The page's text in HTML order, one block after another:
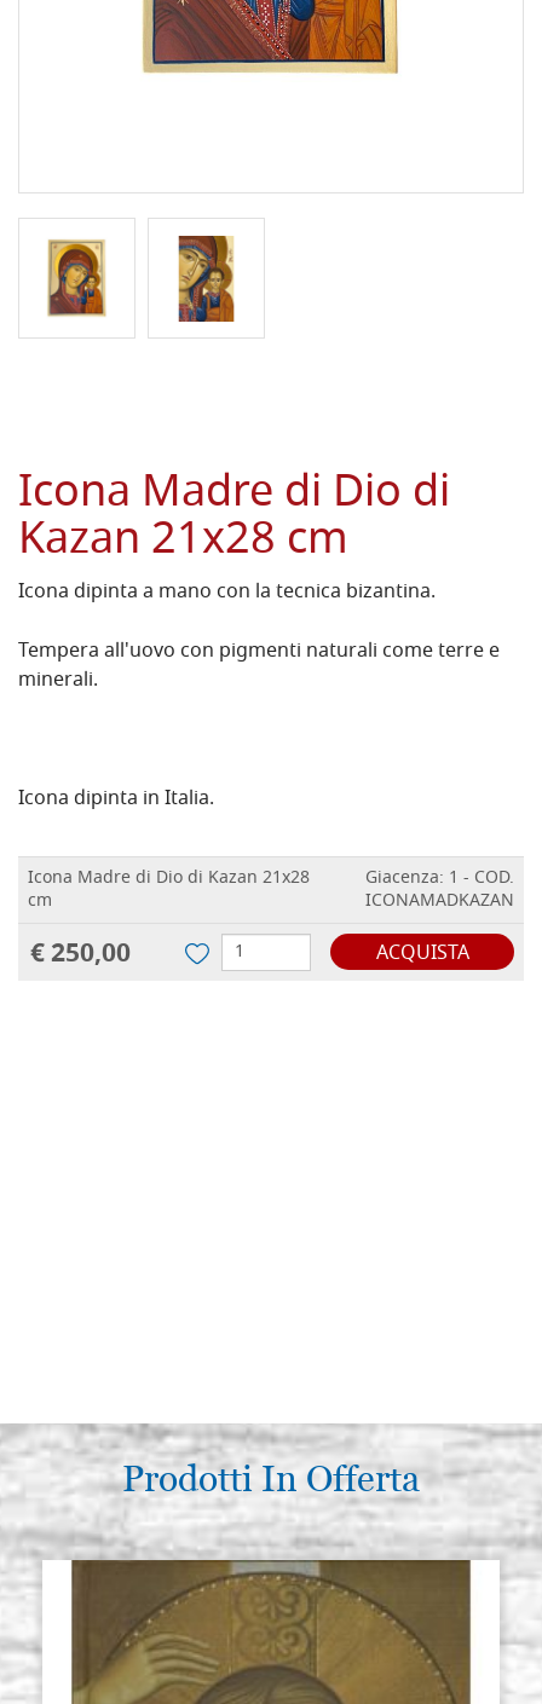
Icona Madre di Dio di
Kazan 21x28 cm
Icona dipinta a mano con la tecnica bizantina.
Tempera all'uovo con pigmenti naturali come terre e
minerali.
Icona dipinta in Italia.
Icona Madre di Dio di Kazan 21x28
cm
Giacenza: 1 - COD.
ICONAMADKAZAN
€ 250,00 ACQUISTA
Prodotti In Offerta